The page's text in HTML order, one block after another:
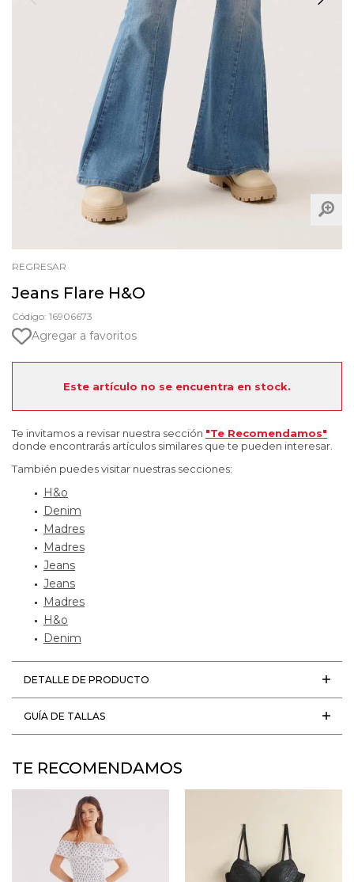
REGRESAR
Jeans Flare H&O
Código: 16906673
Agregar a favoritos
Este artículo no se encuentra en stock.
Te invitamos a revisar nuestra sección "Te Recomendamos"
donde encontrarás artículos similares que te pueden interesar.
También puedes visitar nuestras secciones:
H&o
Denim
Madres
Madres
Jeans
Jeans
Madres
H&o
Denim
DETALLE DE PRODUCTO
GUÍA DE TALLAS
TE RECOMENDAMOS